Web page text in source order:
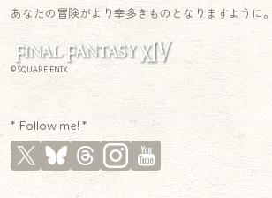
あなたの冒険がより幸多きものとなりますように。
© SQUARE ENIX
* Follow me! *